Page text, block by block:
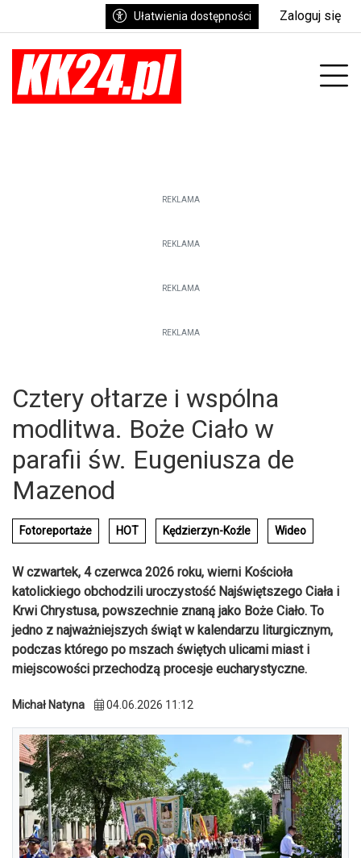
Ułatwienia dostępności Zaloguj się
REKLAMA
REKLAMA
REKLAMA
REKLAMA
Cztery ołtarze i wspólna
modlitwa. Boże Ciało w
parafii św. Eugeniusza de
Mazenod
Fotoreportaże HOT Kędzierzyn-Koźle Wideo
W czwartek, 4 czerwca 2026 roku, wierni Kościoła
katolickiego obchodzili uroczystość Najświętszego Ciała i
Krwi Chrystusa, powszechnie znaną jako Boże Ciało. To
jedno z najważniejszych świąt w kalendarzu liturgicznym,
podczas którego po mszach świętych ulicami miast i
miejscowości przechodzą procesje eucharystyczne.
Michał Natyna 04.06.2026 11:12